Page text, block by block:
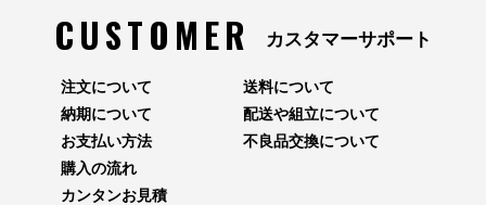
CUSTOMER カスタマーサポート
注文について
納期について
お支払い方法
送料について
配送や組立について
不良品交換について
購入の流れ
カンタンお見積